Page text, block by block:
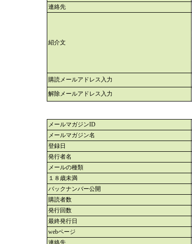
連絡先
紹介文
購読メールアドレス入力
解除メールアドレス入力
メールマガジンID
メールマガジン名
登録日
発行者名
メールの種類
１８歳未満
バックナンバー公開
購読者数
発行回数
最終発行日
webページ
連絡先